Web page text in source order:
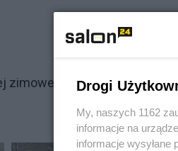
zimowej wojskowej czapki
Drogi
My, naszych 1162
informacje na
informacje wysyłane